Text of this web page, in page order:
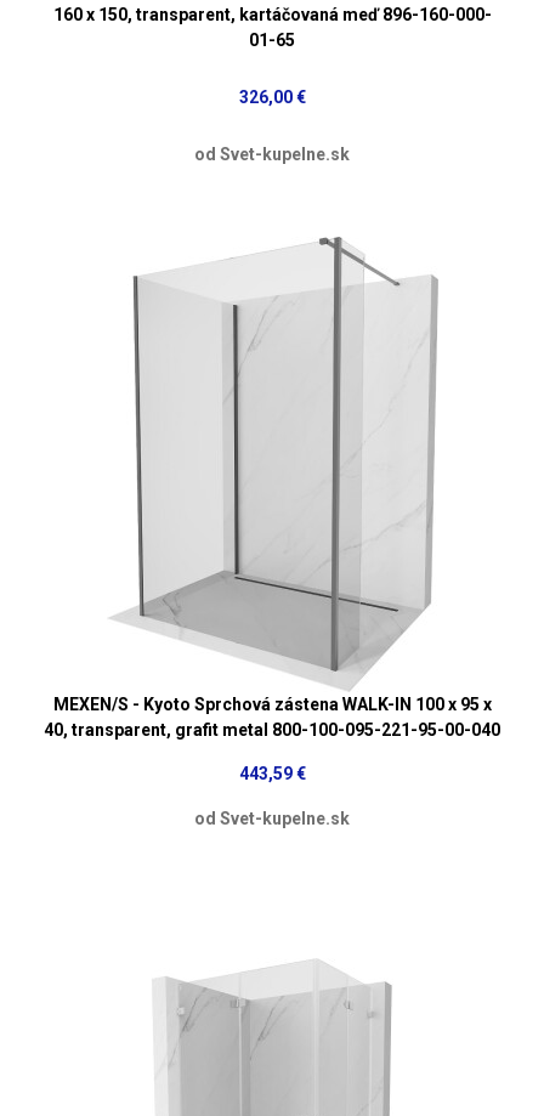
160 x 150, transparent, kartáčovaná meď 896-160-000-
01-65
326,00 €
od Svet-kupelne.sk
MEXEN/S - Kyoto Sprchová zástena WALK-IN 100 x 95 x
40, transparent, grafit metal 800-100-095-221-95-00-040
443,59 €
od Svet-kupelne.sk